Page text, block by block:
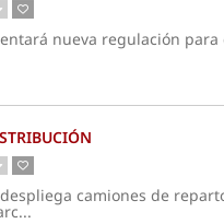
nueva regulación para
camiones de